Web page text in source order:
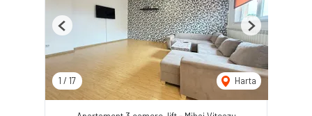
1 / 17 Harta
Previous Next